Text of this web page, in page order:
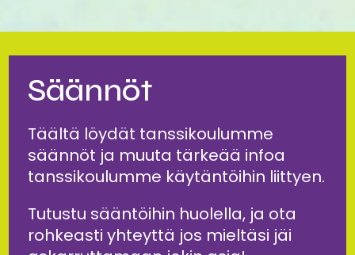
Säännöt
Täältä löydät tanssikoulumme
säännöt ja muuta tärkeää infoa
tanssikoulumme käytäntöihin liittyen.
Tutustu sääntöihin huolella, ja ota
rohkeasti yhteyttä jos mieltäsi jäi